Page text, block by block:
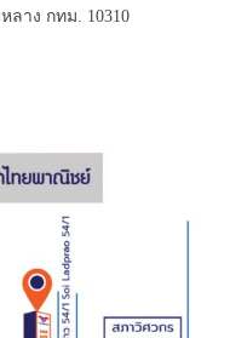
ลาง กทม. 10310